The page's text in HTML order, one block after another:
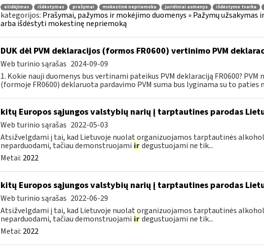
atidėjimas išdėstymas prašymai mokestinė nepriemoka juridiniai asmenys išdėstymo tvarka
kategorijos: Prašymai, pažymos ir mokėjimo duomenys » Pažymų
arba išdėstyti mokestinę nepriemoką
DUK dėl PVM deklaracijos (formos FR0600) vertinimo PVM
Web turinio sąrašas 2024-09-09
1. Kokie nauji duomenys bus vertinami pateikus PVM deklaraciją FR0600?
(formoje FR0600) deklaruota pardavimo PVM suma bus lyginama su to paties
kitų Europos sąjungos valstybių narių į tarptautines parodas
Web turinio sąrašas 2022-05-03
Atsižvelgdami į tai, kad Lietuvoje nuolat organizuojamos tarptautinės
neparduodami, tačiau demonstruojami ir degustuojami ne tik...
Metai: 2022
kitų Europos sąjungos valstybių narių į tarptautines parodas
Web turinio sąrašas 2022-06-29
Atsižvelgdami į tai, kad Lietuvoje nuolat organizuojamos tarptautinės
neparduodami, tačiau demonstruojami ir degustuojami ne tik...
Metai: 2022